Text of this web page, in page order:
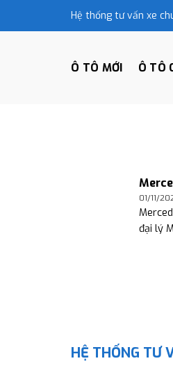
Hệ thống tư vấn xe
Ô TÔ MỚI Ô TÔ
01/11/
đại lý
HỆ THỐNG TƯ